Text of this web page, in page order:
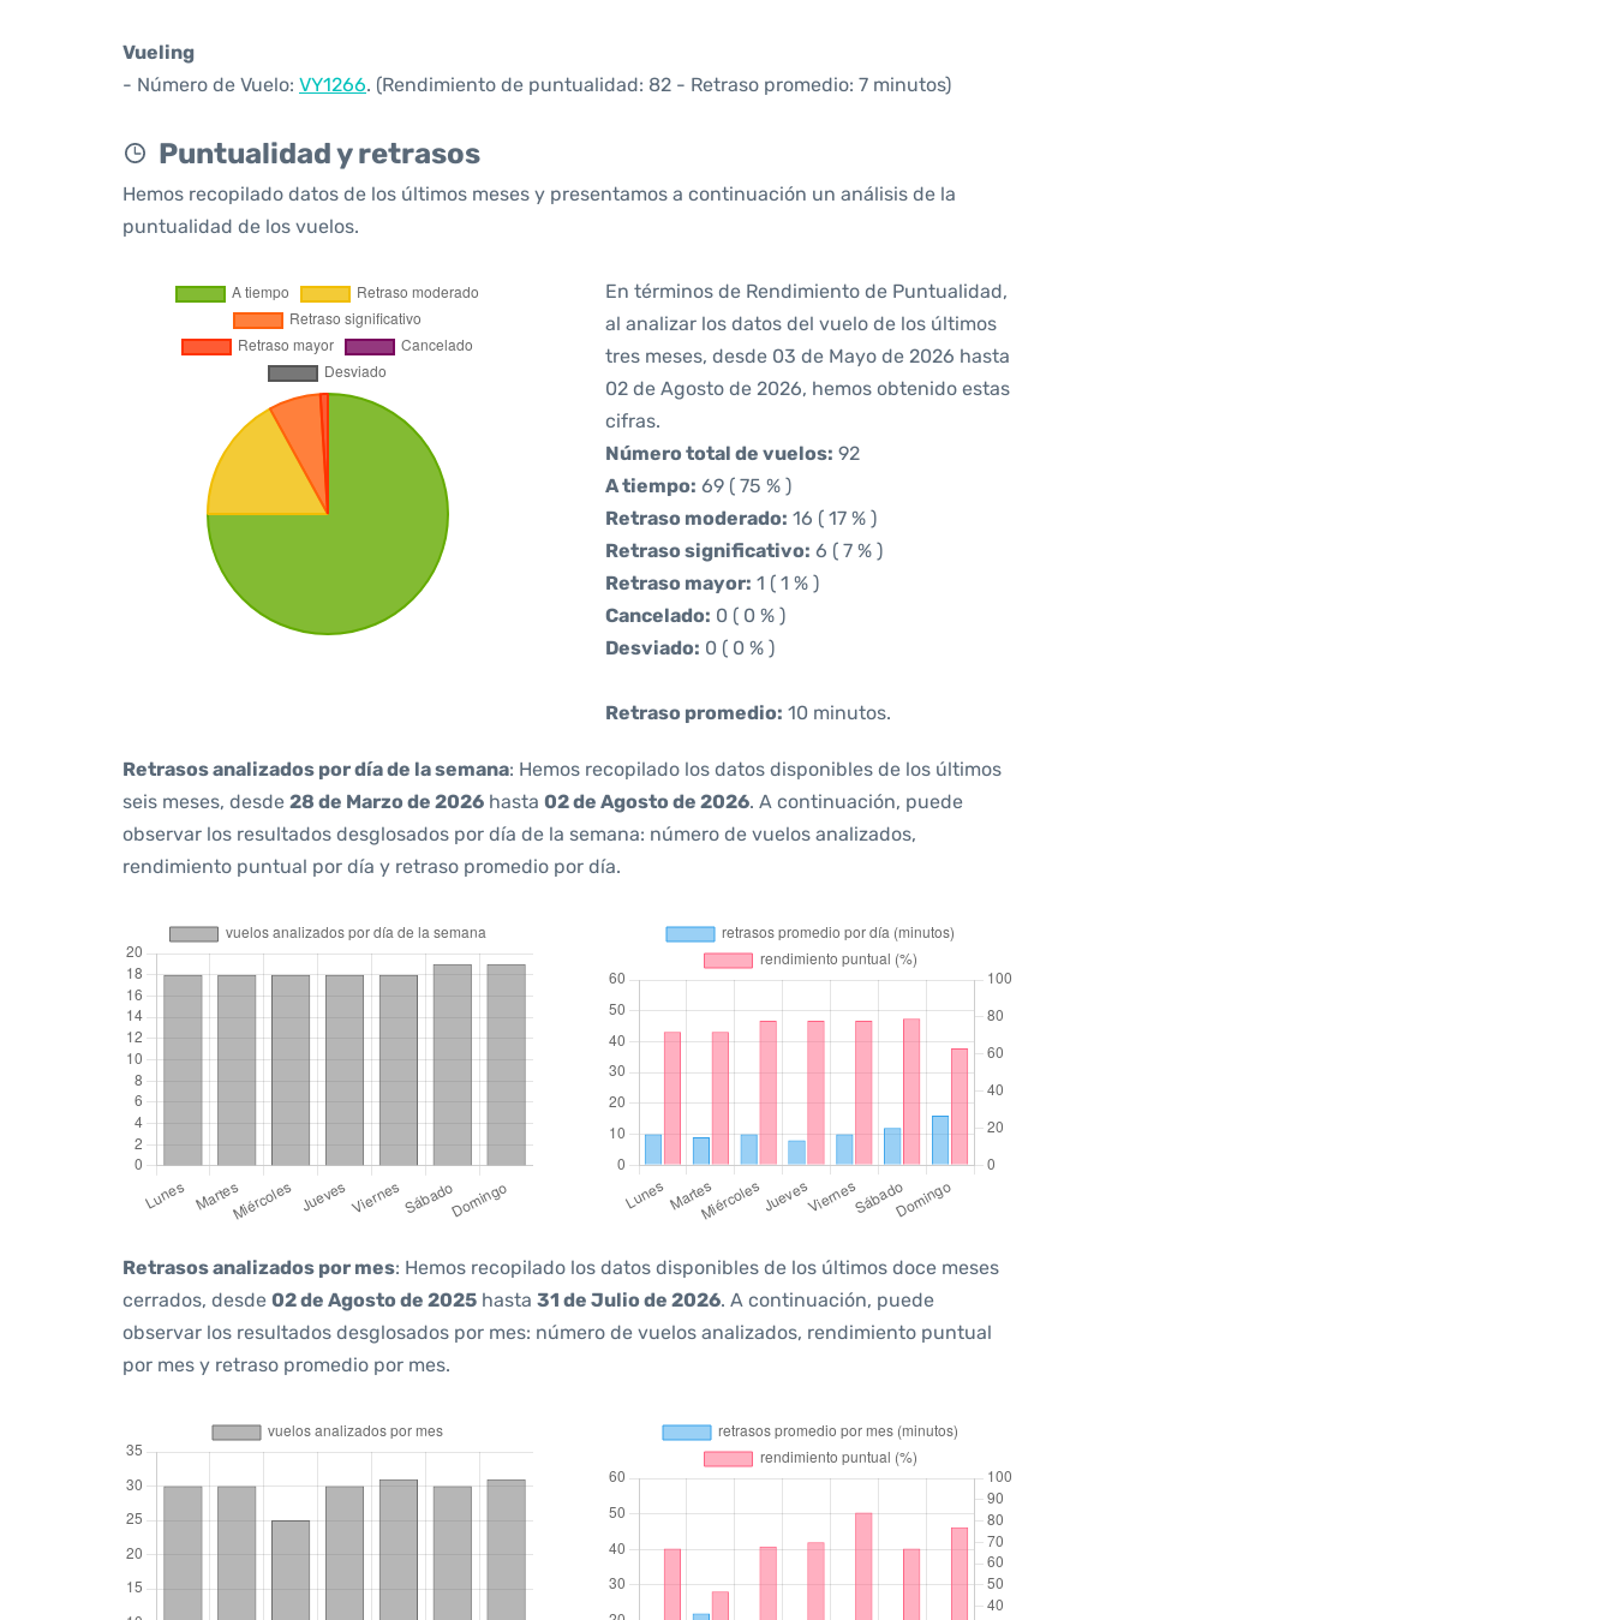
Vueling
- Número de Vuelo: VY1266. (Rendimiento de puntualidad: 82 - Retraso promedio: 7 minutos)
Puntualidad y retrasos
Hemos recopilado datos de los últimos meses y presentamos a continuación un análisis de la
puntualidad de los vuelos.
En términos de Rendimiento de Puntualidad,
al analizar los datos del vuelo de los últimos
tres meses, desde 03 de Mayo de 2026 hasta
02 de Agosto de 2026, hemos obtenido estas
cifras.
Número total de vuelos: 92
A tiempo: 69 ( 75 % )
Retraso moderado: 16 ( 17 % )
Retraso significativo: 6 ( 7 % )
Retraso mayor: 1 ( 1 % )
Cancelado: 0 ( 0 % )
Desviado: 0 ( 0 % )
Retraso promedio: 10 minutos.
Retrasos analizados por día de la semana: Hemos recopilado los datos disponibles de los últimos
seis meses, desde 28 de Marzo de 2026 hasta 02 de Agosto de 2026. A continuación, puede
observar los resultados desglosados por día de la semana: número de vuelos analizados,
rendimiento puntual por día y retraso promedio por día.
Retrasos analizados por mes: Hemos recopilado los datos disponibles de los últimos doce meses
cerrados, desde 02 de Agosto de 2025 hasta 31 de Julio de 2026. A continuación, puede
observar los resultados desglosados por mes: número de vuelos analizados, rendimiento puntual
por mes y retraso promedio por mes.